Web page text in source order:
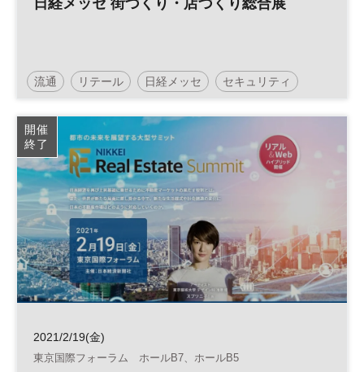
日経メッセ 街づくり・店づくり総合展
流通 リテール 日経メッセ セキュリティ
リテールテック フランチャイズ JAPAN SHOP
街づくり 建築・建材展 フランチャイズ・ショー
開催
終了
2021/2/19(金)
東京国際フォーラム ホールB7、ホールB5